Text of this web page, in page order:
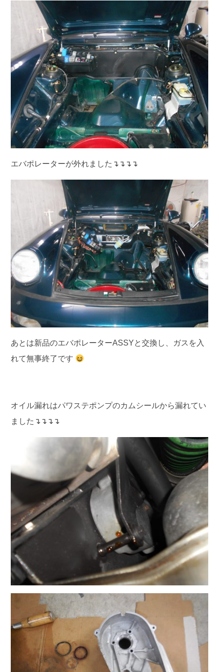
エバポレーターが外れました↴↴↴↴
あとは新品のエバポレーターASSYと交換し、ガスを入
れて無事終了です
オイル漏れはパワステポンプのカムシールから漏れてい
ました↴↴↴↴